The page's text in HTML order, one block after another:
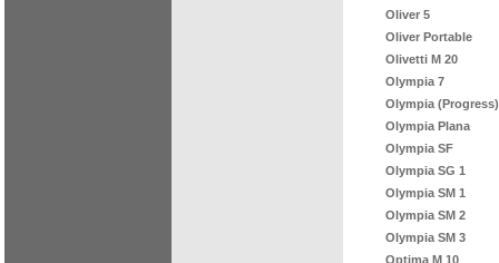
Oliver 5
Oliver Portable
Olivetti M 20
Olympia 7
Olympia (Progress)
Olympia Plana
Olympia SF
Olympia SG 1
Olympia SM 1
Olympia SM 2
Olympia SM 3
Optima M 10